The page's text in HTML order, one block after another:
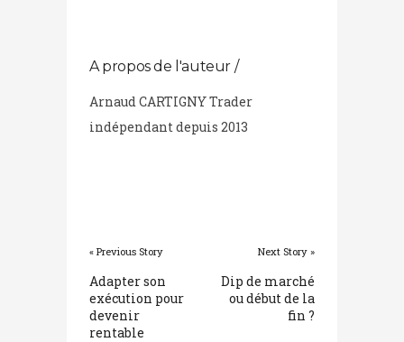
A propos de l'auteur /
Arnaud CARTIGNY Trader
indépendant depuis 2013
« Previous Story
Adapter son
exécution pour
devenir
rentable
Next Story »
Dip de marché
ou début de la
fin ?